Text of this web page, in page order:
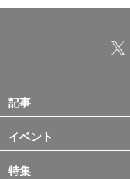
記事
イベント
特集